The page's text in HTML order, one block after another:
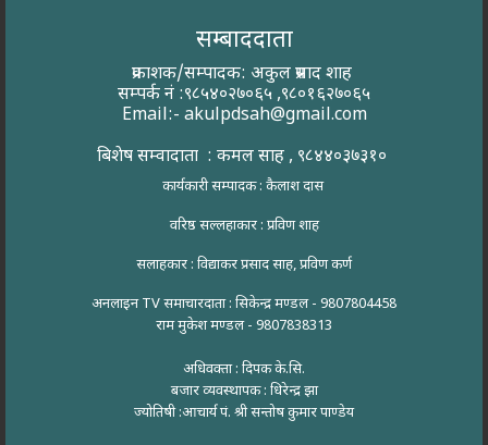
सम्बाददाता
प्रकाशक/सम्पादक: अकुल प्रसाद शाह
सम्पर्क नं :९८५४०२७०६५ ,९८०१६२७०६५
Email:- akulpdsah@gmail.com
बिशेष सम्वादाता : कमल साह , ९८४४०३७३१०
कार्यकारी सम्पादक : कैलाश दास
वरिष्ठ सल्लहाकार : प्रविण शाह
सलाहकार : विद्याकर प्रसाद साह, प्रविण कर्ण
अनलाइन TV समाचारदाता : सिकेन्द्र मण्डल - 9807804458
राम मुकेश मण्डल - 9807838313
अधिवक्ता : दिपक के.सि.
बजार व्यवस्थापक : धिरेन्द्र झा
ज्योतिषी :आचार्य पं. श्री सन्तोष कुमार पाण्डेय